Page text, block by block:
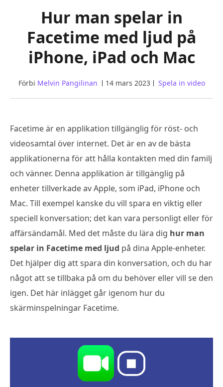
Hur man spelar in
Facetime med ljud på
iPhone, iPad och Mac
Förbi Melvin Pangilinan 14 mars 2023 Spela in video
Facetime är en applikation tillgänglig för röst- och
videosamtal över internet. Det är en av de bästa
applikationerna för att hålla kontakten med din familj
och vänner. Denna applikation är tillgänglig på
enheter tillverkade av Apple, som iPad, iPhone och
Mac. Till exempel kanske du vill spara en viktig eller
speciell konversation; det kan vara personligt eller för
affärsändamål. Med det måste du lära dig hur man
spelar in Facetime med ljud på dina Apple-enheter.
Det hjälper dig att spara din konversation, och du har
något att se tillbaka på om du behöver eller vill se den
igen. Det här inlägget går igenom hur du
skärminspelningar Facetime.